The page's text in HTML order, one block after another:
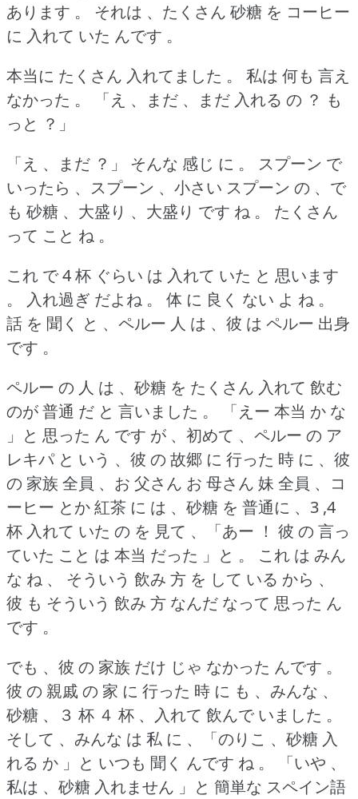
あります 。
それは 、たくさん 砂糖 を コーヒー
に 入れて いた んです 。
本当に たくさん 入れてました 。
私は 何も 言え
なかった 。
「え 、まだ 、まだ 入れる の ？ も
っと ？」
「え 、まだ ？」
そんな 感じ に 。
スプーン で
いったら 、スプーン 、小さい スプーン の 、で
も 砂糖 、大盛り 、大盛り です ね 。
たくさん
って こと ね 。
これ で 4 杯 ぐらい は 入れて いた と 思います
。
入れ過ぎ だよね 。
体 に 良く ない よ ね 。
話 を 聞く と 、ペルー 人 は 、彼 は ペルー 出身
です 。
ペルー の 人 は 、砂糖 を たくさん 入れて 飲む
のが 普通 だ と 言いました 。
「えー 本当 か な
」と 思った ん です が 、初めて 、ペルー の ア
レキパ と いう 、彼 の 故郷 に 行った 時 に 、彼
の 家族 全員 、お 父さん お 母さん 妹 全員 、コ
ーヒー とか 紅茶 に は 、砂糖 を 普通に 、3 ,4
杯 入れて いた の を 見て 、「あー ！ 彼 の 言っ
ていた こと は 本当 だった 」と 。
これ は みん
な ね 、 そういう 飲み 方 を して いる から 、
彼 も そういう 飲み 方 なんだ なって 思った ん
です 。
でも 、彼 の 家族 だけ じゃ なかった んです 。
彼 の 親戚 の 家 に 行った 時 に も 、みんな 、
砂糖 、３ 杯 ４ 杯 、入れて 飲んで いました 。
そして 、みんな は 私 に 、「のりこ 、砂糖 入
れる か 」と いつも 聞く んです ね 。
「いや 、
私は 、砂糖 入れません 」と 簡単な スペイン語